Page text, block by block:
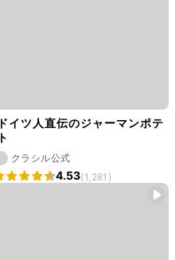
ドイツ人直伝のジャーマンポテ
ト
クラシル公式
4.53(1,281)